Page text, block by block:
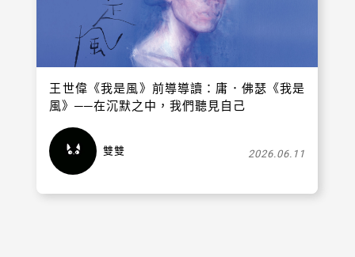
王世偉《我是風》前導導讀：庸．佛瑟《我是
風》──在沉默之中，我們聽見自己
雙雙 2026.06.11